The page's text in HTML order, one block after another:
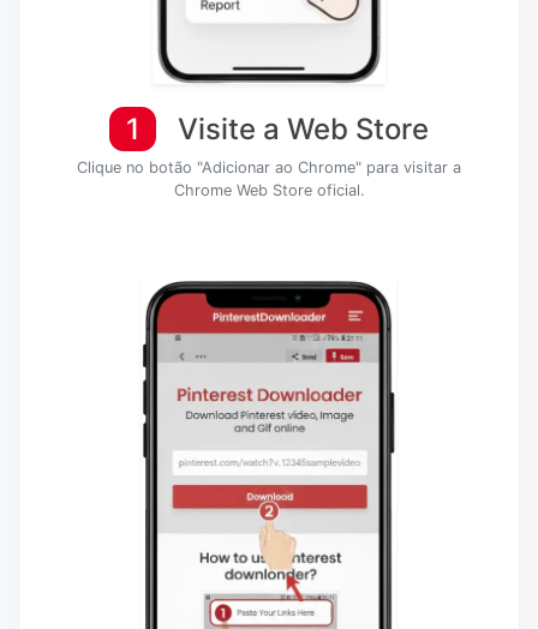
1 Visite a Web Store
Clique no botão "Adicionar ao Chrome" para visitar a
Chrome Web Store oficial.